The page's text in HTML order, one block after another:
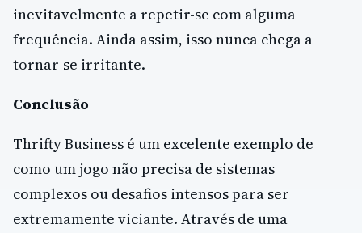
inevitavelmente a repetir-se com alguma
frequência. Ainda assim, isso nunca chega a
tornar-se irritante.
Conclusão
Thrifty Business é um excelente exemplo de
como um jogo não precisa de sistemas
complexos ou desafios intensos para ser
extremamente viciante. Através de uma